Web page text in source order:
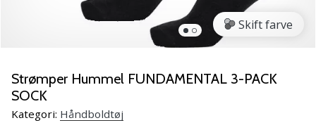
de
nye
PUMA
Accelerate
Skift farve
Strømper Hummel FUNDAMENTAL 3-PACK
SOCK
Kategori: Håndboldtøj